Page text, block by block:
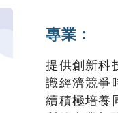
專業 :
提供創新科
識經濟競爭
續積極培養